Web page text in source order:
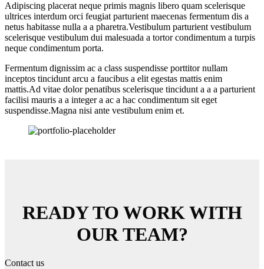
Adipiscing placerat neque primis magnis libero quam scelerisque
ultrices interdum orci feugiat parturient maecenas fermentum dis a
netus habitasse nulla a a pharetra.Vestibulum parturient vestibulum
scelerisque vestibulum dui malesuada a tortor condimentum a turpis
neque condimentum porta.
Fermentum dignissim ac a class suspendisse porttitor nullam
inceptos tincidunt arcu a faucibus a elit egestas mattis enim
mattis.Ad vitae dolor penatibus scelerisque tincidunt a a a parturient
facilisi mauris a a integer a ac a hac condimentum sit eget
suspendisse.Magna nisi ante vestibulum enim et.
READY TO WORK WITH
OUR TEAM?
Contact us